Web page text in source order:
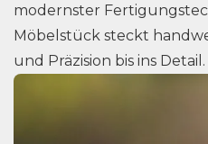
modernster
Möbelstück steckt
und Präzision bis ins Detail.